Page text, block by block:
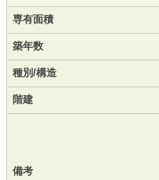
専有面積
築年数
種別/構造
階建
備考